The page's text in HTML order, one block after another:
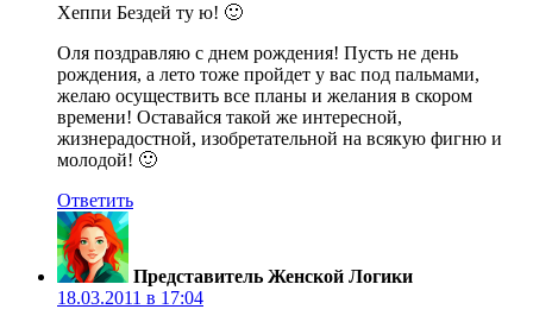
Хеппи Бездей ту ю! 🙂
Оля поздравляю с днем рождения! Пусть не день
рождения, а лето тоже пройдет у вас под пальмами,
желаю осуществить все планы и желания в скором
времени! Оставайся такой же интересной,
жизнерадостной, изобретательной на всякую фигню и
молодой! 🙂
Ответить
Представитель Женской Логики
18.03.2011 в 17:04